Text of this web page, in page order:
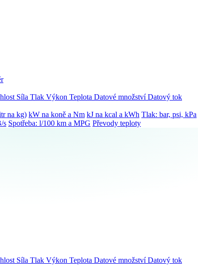
Síla Tlak Výkon Teplota Datové množstvíDatový tok
na kg) kW na koně a Nm kJ na kcal a kWh Tlak: bar, psi, kPa
s Spotřeba: l/100 km a MPG Převody teploty
Síla Tlak Výkon Teplota Datové množstvíDatový tok